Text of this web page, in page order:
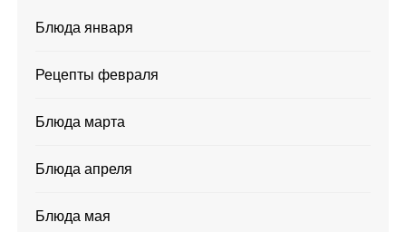
Блюда января
Рецепты февраля
Блюда марта
Блюда апреля
Блюда мая